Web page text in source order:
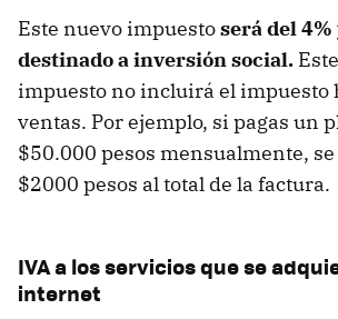
Este nuevo impuestoserá del 4%
destinado a inversión social.
impuesto no incluirá el impuesto
ventas. Por ejemplo, si pagas un
$50.000 pesos mensualmente,
$2000 pesos al total de la factura.
IVA a los servicios que se
internet